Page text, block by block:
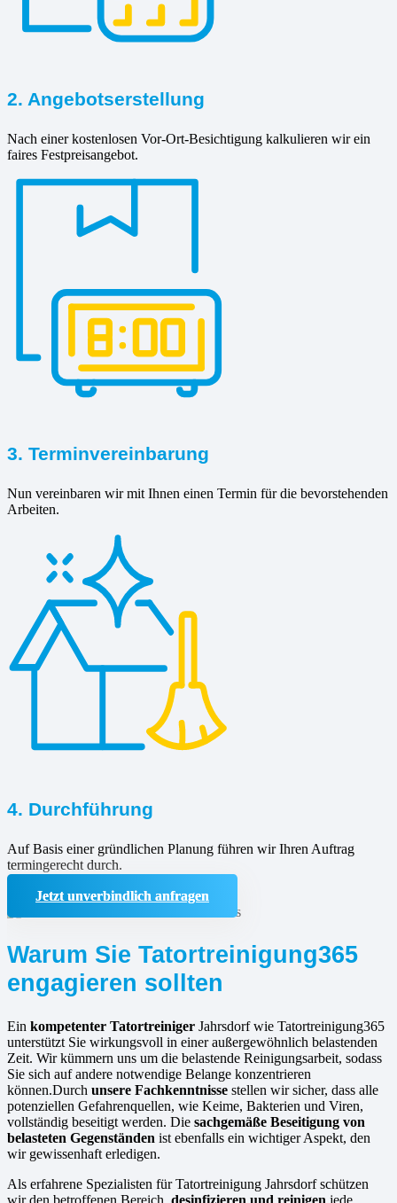
2. Angebotserstellung
Nach einer kostenlosen Vor-Ort-Besichtigung kalkulieren wir ein
faires Festpreisangebot.
3. Terminvereinbarung
Nun vereinbaren wir mit Ihnen einen Termin für die bevorstehenden
Arbeiten.
4. Durchführung
Auf Basis einer gründlichen Planung führen wir Ihren Auftrag
termingerecht durch.
Jetzt unverbindlich anfragen
Warum Sie Tatortreinigung365
engagieren sollten
Ein kompetenter Tatortreiniger Jahrsdorf wie Tatortreinigung365
unterstützt Sie wirkungsvoll in einer außergewöhnlich belastenden
Zeit. Wir kümmern uns um die belastende Reinigungsarbeit, sodass
Sie sich auf andere notwendige Belange konzentrieren
können.Durch unsere Fachkenntnisse stellen wir sicher, dass alle
potenziellen Gefahrenquellen, wie Keime, Bakterien und Viren,
vollständig beseitigt werden. Die sachgemäße Beseitigung von
belasteten Gegenständen ist ebenfalls ein wichtiger Aspekt, den
wir gewissenhaft erledigen.
Als erfahrene Spezialisten für Tatortreinigung Jahrsdorf schützen
wir den betroffenen Bereich, desinfizieren und reinigen jede